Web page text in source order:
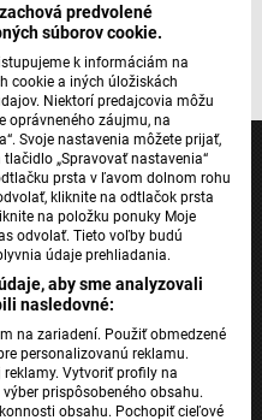
predvolené
súborov cookie.
k informáciám na
cookie a iných úložiskách
Niektorí predajcovia môžu
oprávneného záujmu, na
Svoje nastavenia môžete prijať,
„Spravovať nastavenia“
prsta v ľavom dolnom rohu
kliknite na odtlačok prsta
na položku ponuky Moje
odvolať. Tieto voľby budú
údaje prehliadania.
aby sme analyzovali
nasledovné:
na zariadení. Použiť obmedzené
personalizovanú reklamu.
Vytvoriť profily na
prispôsobeného obsahu.
obsahu. Pochopiť cieľové